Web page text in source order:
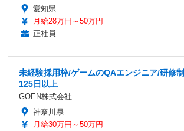
愛知県
月給28万円～50万円
正社員
未経験採用枠/ゲームのQAエンジニア/研修
125日以上
GOEN株式会社
神奈川県
月給30万円～50万円